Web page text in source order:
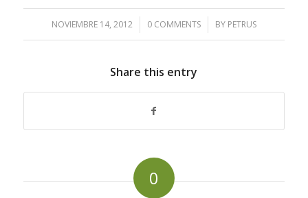
NOVIEMBRE 14, 2012
/ 0 COMMENTS
/ BY PETRUS
Share this entry
0